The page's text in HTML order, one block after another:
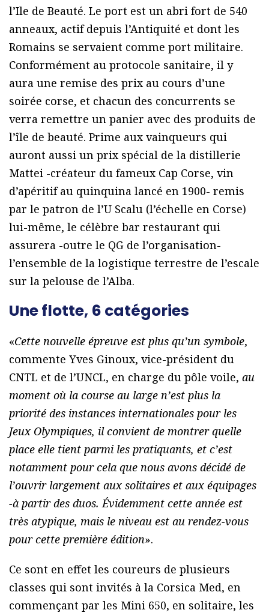
l’Ile de Beauté. Le port est un abri fort de 540
anneaux, actif depuis l’Antiquité et dont les
Romains se servaient comme port militaire.
Conformément au protocole sanitaire, il y
aura une remise des prix au cours d’une
soirée corse, et chacun des concurrents se
verra remettre un panier avec des produits de
l’île de beauté. Prime aux vainqueurs qui
auront aussi un prix spécial de la distillerie
Mattei -créateur du fameux Cap Corse, vin
d’apéritif au quinquina lancé en 1900- remis
par le patron de l’U Scalu (l’échelle en Corse)
lui-même, le célèbre bar restaurant qui
assurera -outre le QG de l’organisation-
l’ensemble de la logistique terrestre de l’escale
sur la pelouse de l’Alba.
Une flotte, 6 catégories
«Cette nouvelle épreuve est plus qu’un symbole,
commente Yves Ginoux, vice-président du
CNTL et de l’UNCL, en charge du pôle voile, au
moment où la course au large n’est plus la
priorité des instances internationales pour les
Jeux Olympiques, il convient de montrer quelle
place elle tient parmi les pratiquants, et c’est
notamment pour cela que nous avons décidé de
l’ouvrir largement aux solitaires et aux équipages
-à partir des duos. Évidemment cette année est
très atypique, mais le niveau est au rendez-vous
pour cette première édition».
Ce sont en effet les coureurs de plusieurs
classes qui sont invités à la Corsica Med, en
commençant par les Mini 650, en solitaire, les